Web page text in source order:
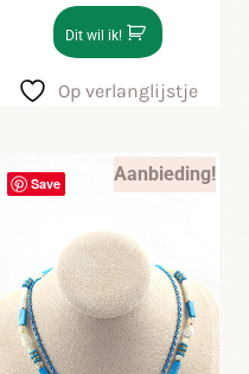
Dit wil ik!
Op verlanglijstje
Save Aanbieding!